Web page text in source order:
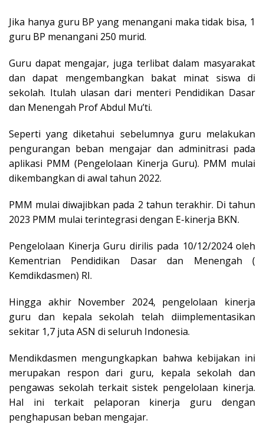
Jika hanya guru BP yang menangani maka tidak bisa, 1
guru BP menangani 250 murid.
Guru dapat mengajar, juga terlibat dalam masyarakat
dan dapat mengembangkan bakat minat siswa di
sekolah. Itulah ulasan dari menteri Pendidikan Dasar
dan Menengah Prof Abdul Mu’ti.
Seperti yang diketahui sebelumnya guru melakukan
pengurangan beban mengajar dan adminitrasi pada
aplikasi PMM (Pengelolaan Kinerja Guru). PMM mulai
dikembangkan di awal tahun 2022.
PMM mulai diwajibkan pada 2 tahun terakhir. Di tahun
2023 PMM mulai terintegrasi dengan E-kinerja BKN.
Pengelolaan Kinerja Guru dirilis pada 10/12/2024 oleh
Kementrian Pendidikan Dasar dan Menengah (
Kemdikdasmen) RI.
Hingga akhir November 2024, pengelolaan kinerja
guru dan kepala sekolah telah diimplementasikan
sekitar 1,7 juta ASN di seluruh Indonesia.
Mendikdasmen mengungkapkan bahwa kebijakan ini
merupakan respon dari guru, kepala sekolah dan
pengawas sekolah terkait sistek pengelolaan kinerja.
Hal ini terkait pelaporan kinerja guru dengan
penghapusan beban mengajar.